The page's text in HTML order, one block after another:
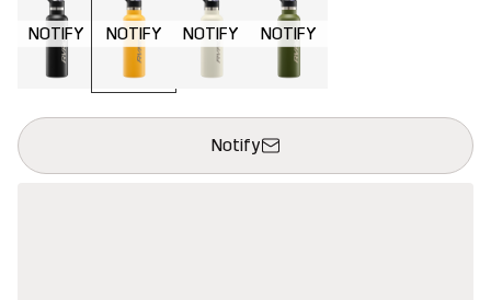
NOTIFY NOTIFY NOTIFY NOTIFY
Notify
Deze knop opent een modal met de bevestiging van een
{{size}} niet beschikbaar